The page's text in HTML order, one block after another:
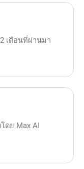
เดือนที่ผ่านมา
ดย Max AI